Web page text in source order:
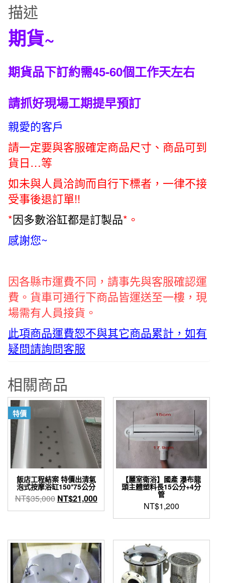
華
摩
浴
G-
多
種
出
按
摩
式
2150*1600*840mm
量
描述
期貨~
期貨品下訂約需45-60個工作天左右
請抓好現場工期提早預訂
親愛的客戶
請一定要與客服確定商品尺寸、商品可到
貨日…等
如未與人員洽詢而自行下標者，一律不接
受事後退訂單!!
*因多數浴缸都是訂製品*。
感謝您~
因各縣市運費不同，請事先與客服確認運
費。貨車可通行下商品皆運送至一樓，現
場需有人員接貨。
此項商品運費恕不與其它商品累計，如有
疑問請詢問客服
相關商品
特價
飯店工程結案 特價出清氣
泡式按摩浴缸150*75公分
NT$35,000 原
始
NT$35,000。
NT$21,000目
前
NT$21,000。
【麗室衛浴】國產 瀑布龍
頭主體塑料長15公分+4分
管
NT$1,200